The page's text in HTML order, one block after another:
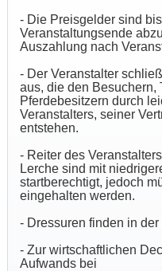
- Die Preisgelder sind
Veranstaltungsende
Auszahlung nach
- Der Veranstalter
aus, die den Besuchern,
Pferdebesitzern durch
Veranstalters, seiner
entstehen.
- Reiter des
Lerche sind mit
startberechtigt, jedoch
eingehalten werden.
- Dressuren finden in der
- Zur wirtschaftlichen
Aufwands bei